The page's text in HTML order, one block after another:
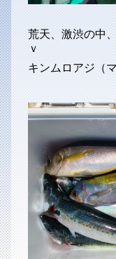
荒天、激渋の中
ｖ
キンムロアジ（